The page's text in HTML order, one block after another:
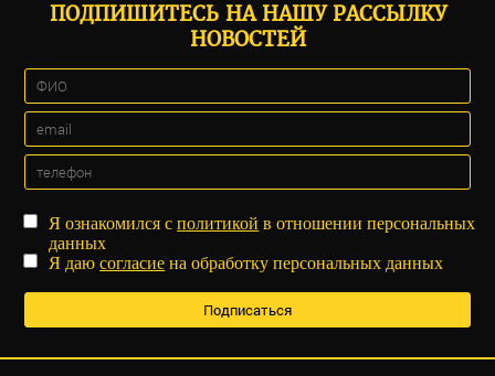
ПОДПИШИТЕСЬ НА НАШУ РАССЫЛКУ
НОВОСТЕЙ
Я ознакомился сполитикой в отношении персональных
данных
Я даюсогласие на обработку персональных данных